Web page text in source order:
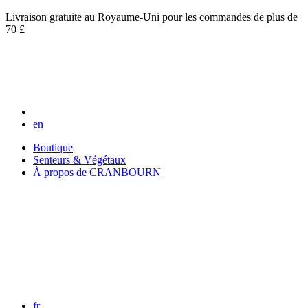
Livraison gratuite au Royaume-Uni pour les commandes de plus de
70 £
en
Boutique
Senteurs & Végétaux
À propos de CRANBOURN
fr